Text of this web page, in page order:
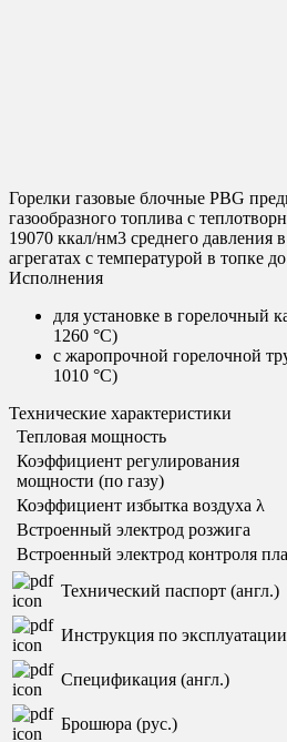
Горелки газовые блочные PBG
газообразного топлива с
19070 ккал/нм3 среднего давления
агрегатах с температурой в топке
Исполнения
для установке в горелочный
1260 °С)
с жаропрочной горелочной
1010 °С)
Технические характеристики
Тепловая мощность
Коэффициент регулирования
мощности (по газу)
Коэффициент избытка воздуха λ
Встроенный электрод розжига
Встроенный электрод контроля
Технический паспорт (англ.)
Инструкция по
Спецификация (англ.)
Брошюра (рус.)